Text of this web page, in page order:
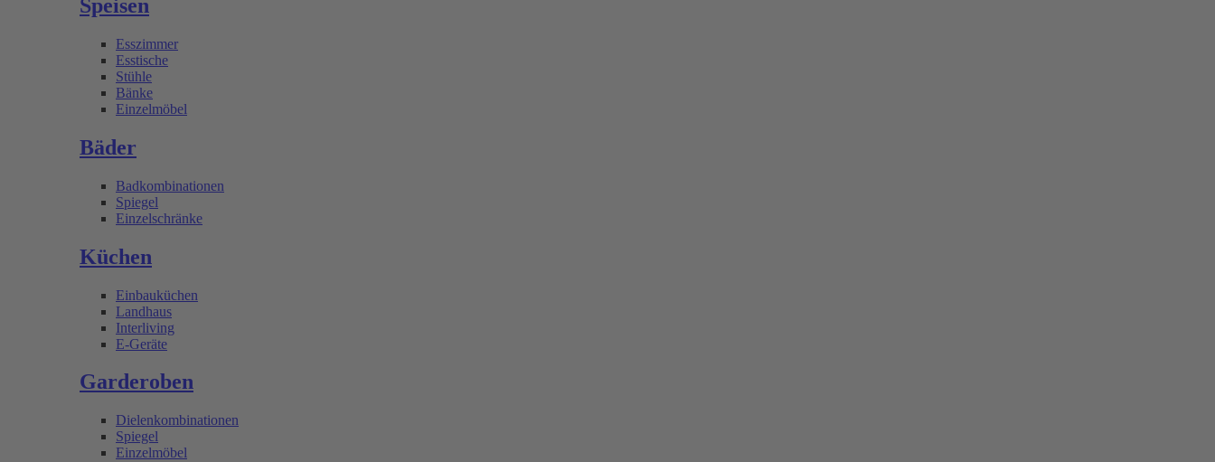
Speisen
Esszimmer
Esstische
Stühle
Bänke
Einzelmöbel
Bäder
Badkombinationen
Spiegel
Einzelschränke
Küchen
Einbauküchen
Landhaus
Interliving
E-Geräte
Garderoben
Dielenkombinationen
Spiegel
Einzelmöbel